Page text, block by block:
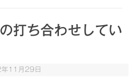
打ち合わせしてい
11月29日